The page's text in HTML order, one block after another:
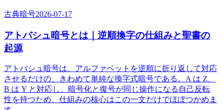
古典暗号2026-07-17
アトバシュ暗号とは｜逆順換字の仕組みと聖書の
起源
アトバシュ暗号は、アルファベットを逆順に折り返して対応
させるだけの、きわめて単純な換字式暗号である。A は Z、
B は Y と対応し、暗号化と復号が同じ操作になる自己反転
性を持つため、仕組みの核心はこの一文だけでほぼつかめま